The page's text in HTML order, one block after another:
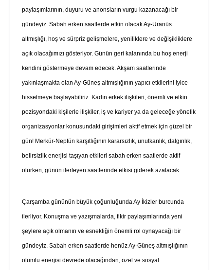
paylaşımlarının, duyuru ve anonsların vurgu kazanacağı bir
gündeyiz. Sabah erken saatlerde etkin olacak Ay-Uranüs
altmışlığı, hoş ve sürpriz gelişmelere, yeniliklere ve değişikliklere
açık olacağımızı gösteriyor. Günün geri kalanında bu hoş enerji
kendini göstermeye devam edecek. Akşam saatlerinde
yakınlaşmakta olan Ay-Güneş altmışlığının yapıcı etkilerini iyice
hissetmeye başlayabiliriz. Kadın erkek ilişkileri, önemli ve etkin
pozisyondaki kişilerle ilişkiler, iş ve kariyer ya da geleceğe yönelik
organizasyonlar konusundaki girişimleri aktif etmek için güzel bir
gün! Merkür-Neptün karşıtlığının kararsızlık, unutkanlık, dalgınlık,
belirsizlik enerjisi taşıyan etkileri sabah erken saatlerde aktif
olurken, günün ilerleyen saatlerinde etkisi giderek azalacak.
Çarşamba gününün büyük çoğunluğunda Ay İkizler burcunda
ilerliyor. Konuşma ve yazışmalarda, fikir paylaşımlarında yeni
şeylere açık olmanın ve esnekliğin önemli rol oynayacağı bir
gündeyiz. Sabah erken saatlerde henüz Ay-Güneş altmışlığının
olumlu enerjisi devrede olacağından, özel ve sosyal